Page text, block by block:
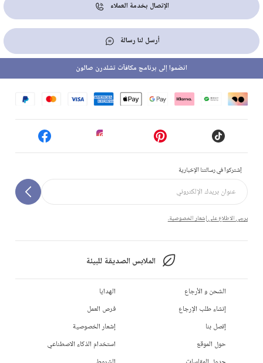
الإتصال بخدمة العملاء
أرسل لنا رسالة
إشتركوا في رسالتنا الإخبارية
يرجى الاطلاع على إشعار الخصوصية.
الملابس الصديقة للبيئة
انضموا إلى برنامج مكافآت تشلدرن صالون
الشحن و الأرجاع
إنشاء طلب الإرجاع
إتصل بنا
حول الموقع
الهدايا
فرص العمل
إشعار الخصوصية
استخدام الذكاء الاصطناعي